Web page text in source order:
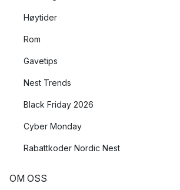
Høytider
Rom
Gavetips
Nest Trends
Black Friday 2026
Cyber Monday
Rabattkoder Nordic Nest
OM OSS